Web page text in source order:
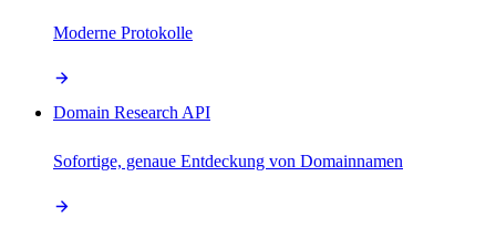
Moderne Protokolle
Domain Research API
Sofortige, genaue Entdeckung von Domainnamen